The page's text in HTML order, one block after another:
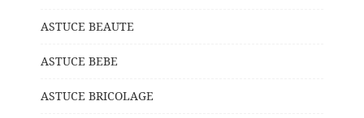
ASTUCE BEAUTE
ASTUCE BEBE
ASTUCE BRICOLAGE